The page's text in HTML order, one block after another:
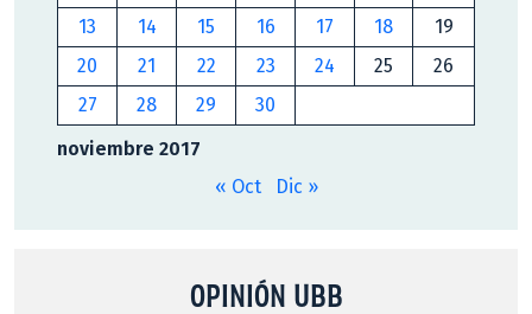
noviembre 2017
13
14 15 16 17 18
19
20
21 22 23 24 25
26
27
28 29 30
« Oct Dic »
OPINIÓN UBB